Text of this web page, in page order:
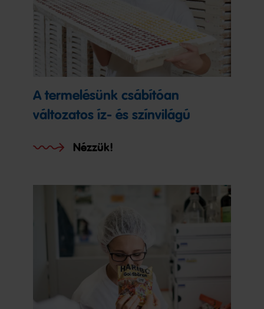
A termelésünk csábítóan
változatos íz- és színvilágú
Nézzük!